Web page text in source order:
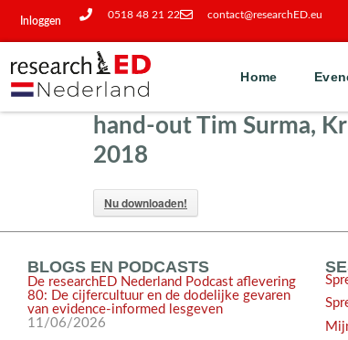
Inloggen
0518 48 21 22 contact@researchED.eu
Home
hand-out Tim Surma,
2018
Nu downloaden!
BLOGS EN PODCASTS
De researchED Nederland Podcast aflevering
80: De cijfercultuur en de dodelijke gevaren
van evidence-informed lesgeven
11/06/2026